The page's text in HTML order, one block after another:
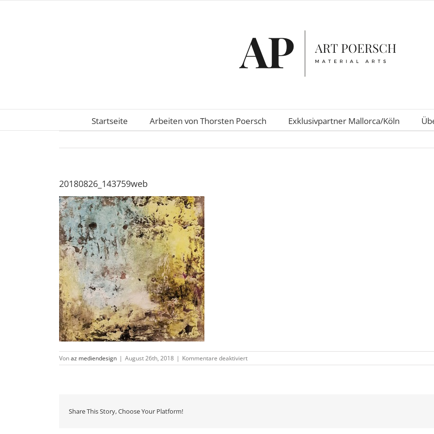
Startseite Arbeiten von Thorsten Poersch Exklusivpartner Mallorca/Köln
20180826_143759web
Vonaz mediendesign | August 26th, 2018 | Kommentare deaktiviertfür
20180826_143759web
Share This Story, Choose Your Platform!